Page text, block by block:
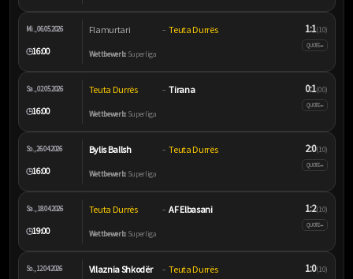
Mi., 06.05.2026
🕒16:00
Flamurtari – Teuta Durrës
Wettbewerb:Superliga
1:1(1:0)
QUOTE–
Sa., 02.05.2026
🕒16:00
Teuta Durrës – Tirana
Wettbewerb:Superliga
0:1(0:0)
QUOTE–
So., 26.04.2026
🕒16:00
Bylis Ballsh – Teuta Durrës
Wettbewerb:Superliga
2:0(1:0)
QUOTE–
Sa., 18.04.2026
🕒19:00
Teuta Durrës – AF Elbasani
Wettbewerb:Superliga
1:2(1:0)
QUOTE–
So., 12.04.2026 Vllaznia Shkodër – Teuta Durrës 1:0(1:0)